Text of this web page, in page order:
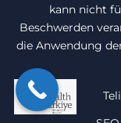
kann nicht
Beschwerden
die Anwendung